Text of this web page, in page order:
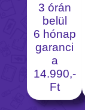
3 órán
belül
6 hónap
garanci
a
14.990,-
Ft